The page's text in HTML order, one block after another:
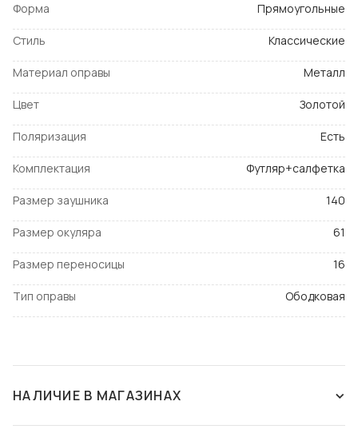
Форма Прямоугольные
Стиль Классические
Материал оправы Металл
Цвет Золотой
Поляризация Есть
Комплектация Футляр+салфетка
Размер заушника 140
Размер окуляра 61
Размер переносицы 16
Тип оправы Ободковая
НАЛИЧИЕ В МАГАЗИНАХ